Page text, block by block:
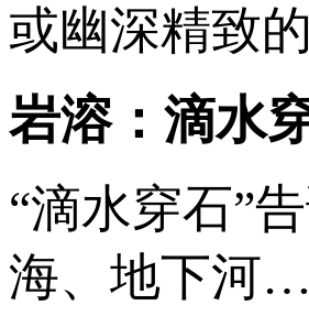
或幽深精致的
岩溶：滴水
“滴水穿石”
海、地下河